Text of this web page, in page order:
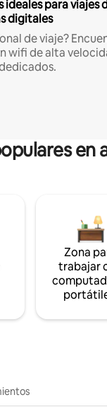
ideales para viajes
digitales
de viaje?
wifi de alta
en
Zona
trabajar